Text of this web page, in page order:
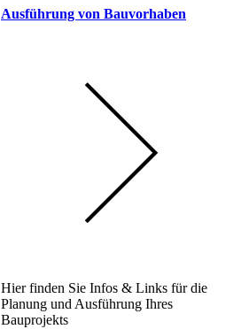
Ausführung von Bauvorhaben
Hier finden Sie Infos & Links für die
Planung und Ausführung Ihres
Bauprojekts